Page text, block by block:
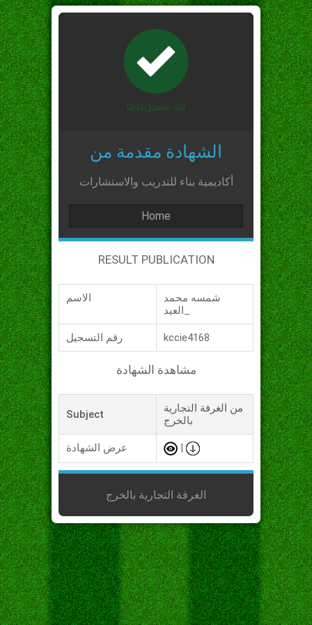
الشهادة مقدمة من
أكاديمية بناء للتدريب والاستشارات
Home
RESULT PUBLICATION
الاسم
شمسه محمد
رقم التسجيل kccie4168
مشاهدة الشهادة
Subject
من الغرفة التجارية
بالخرج
عرض الشهادة
الغرفة التجارية بالخرج